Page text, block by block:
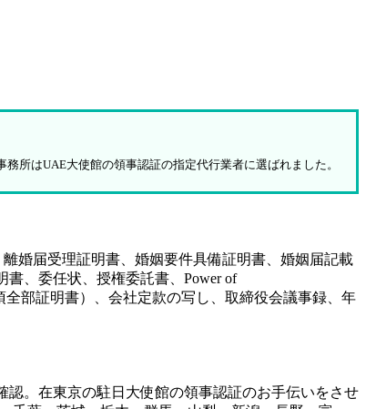
所はUAE大使館の領事認証の指定代行業者に選ばれました。
婚届受理証明書、婚姻要件具備証明書、婚姻届記載
、委任状、授権委託書、Power of
全部証明書）、会社定款の写し、取締役会議事録、年
。在東京の駐日大使館の領事認証のお手伝いをさせ